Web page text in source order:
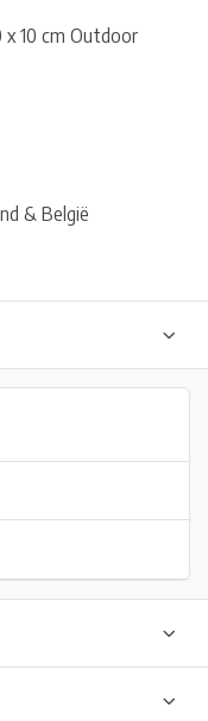
x 10 cm Outdoor
& België